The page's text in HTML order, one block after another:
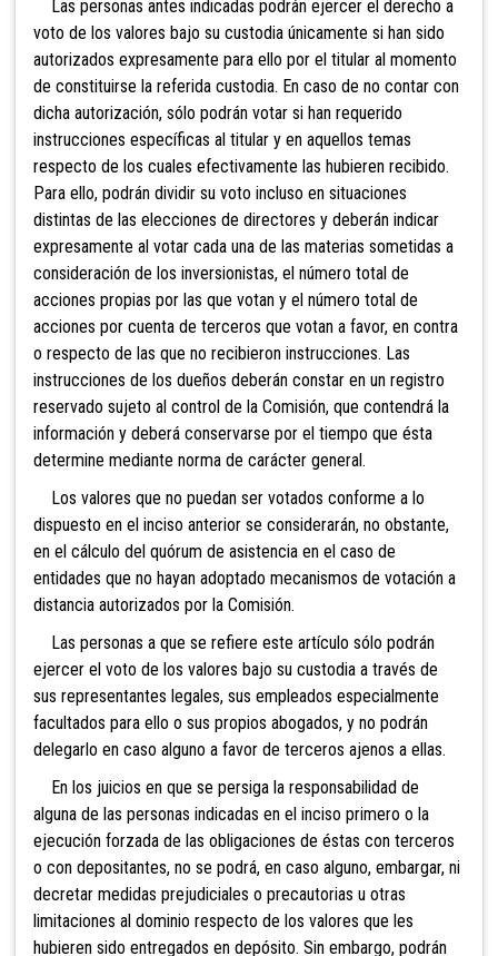
Las personas antes indicadas podrán ejercer el derecho a
voto de los valores bajo su custodia únicamente si han sido
autorizados expresamente para ello por el titular al momento
de constituirse la referida custodia. En caso de no contar con
dicha autorización, sólo podrán votar si han requerido
instrucciones específicas al titular y en aquellos temas
respecto de los cuales efectivamente las hubieren recibido.
Para ello, podrán dividir su voto incluso en situaciones
distintas de las elecciones de directores y deberán indicar
expresamente al votar cada una de las materias sometidas a
consideración de los inversionistas, el número total de
acciones propias por las que votan y el número total de
acciones por cuenta de terceros que votan a favor, en contra
o respecto de las que no recibieron instrucciones. Las
instrucciones de los dueños deberán constar en un registro
reservado sujeto al control de la Comisión, que contendrá la
información y deberá conservarse por el tiempo que ésta
determine mediante norma de carácter general.
Los valores que no puedan ser votados conforme a lo
dispuesto en el inciso anterior se considerarán, no obstante,
en el cálculo del quórum de asistencia en el caso de
entidades que no hayan adoptado mecanismos de votación a
distancia autorizados por la Comisión.
Las personas a que se refiere este artículo sólo podrán
ejercer el voto de los valores bajo su custodia a través de
sus representantes legales, sus empleados especialmente
facultados para ello o sus propios abogados, y no podrán
delegarlo en caso alguno a favor de terceros ajenos a ellas.
En los juicios en que se persiga la responsabilidad de
alguna de las personas indicadas en el inciso primero o la
ejecución forzada de las obligaciones de éstas con terceros
o con depositantes, no se podrá, en caso alguno, embargar, ni
decretar medidas prejudiciales o precautorias u otras
limitaciones al dominio respecto de los valores que les
hubieren sido entregados en depósito. Sin embargo, podrán